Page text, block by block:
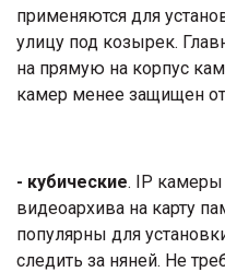
применяются для
улицу под козырек.
на прямую на корпус
камер менее защищен
- кубические. IP камеры
видеоархива на карту
популярны для
следить за няней. Не